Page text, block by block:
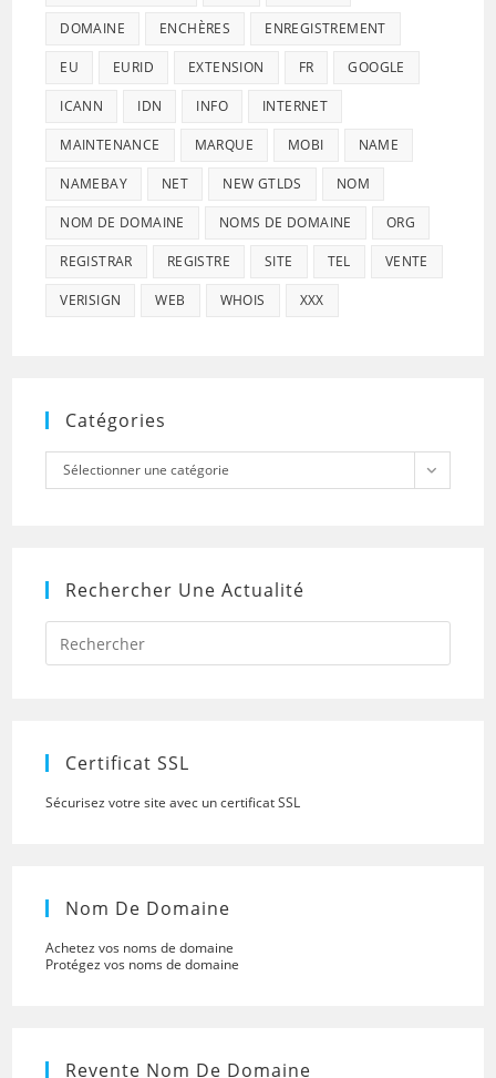
DOMAINE ENCHÈRES ENREGISTREMENT
EU EURID EXTENSION FR GOOGLE
ICANN IDN INFO INTERNET
MAINTENANCE MARQUE MOBI NAME
NAMEBAY NET NEW GTLDS NOM
NOM DE DOMAINE NOMS DE DOMAINE ORG
REGISTRAR REGISTRE SITE TEL VENTE
VERISIGN WEB WHOIS XXX
Catégories
Catégories
Sélectionner une catégorie
Rechercher Une Actualité
Press
to
Certificat SSL
Sécurisez votre site avec un certificat SSL
Nom De Domaine
Achetez vos noms de domaine
Protégez vos noms de domaine
Revente Nom De Domaine